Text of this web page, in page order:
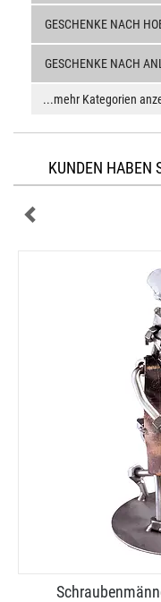
GESCHENKE NACH
GESCHENKE NACH
...mehr Kategorien
KUNDEN HABEN